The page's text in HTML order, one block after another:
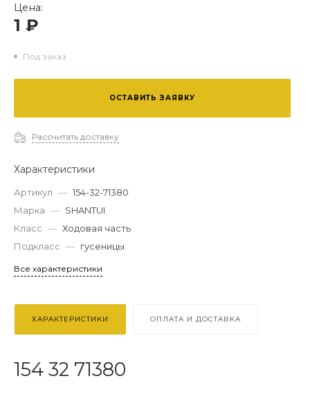
Цена:
1 ₽
Под заказ
ОСТАВИТЬ ЗАЯВКУ
Рассчитать доставку
Характеристики
Артикул — 154-32-71380
Марка — SHANTUI
Класс — Ходовая часть
Подкласс — гусеницы
Все характеристики
ХАРАКТЕРИСТИКИ ОПЛАТА И ДОСТАВКА
154 32 71380